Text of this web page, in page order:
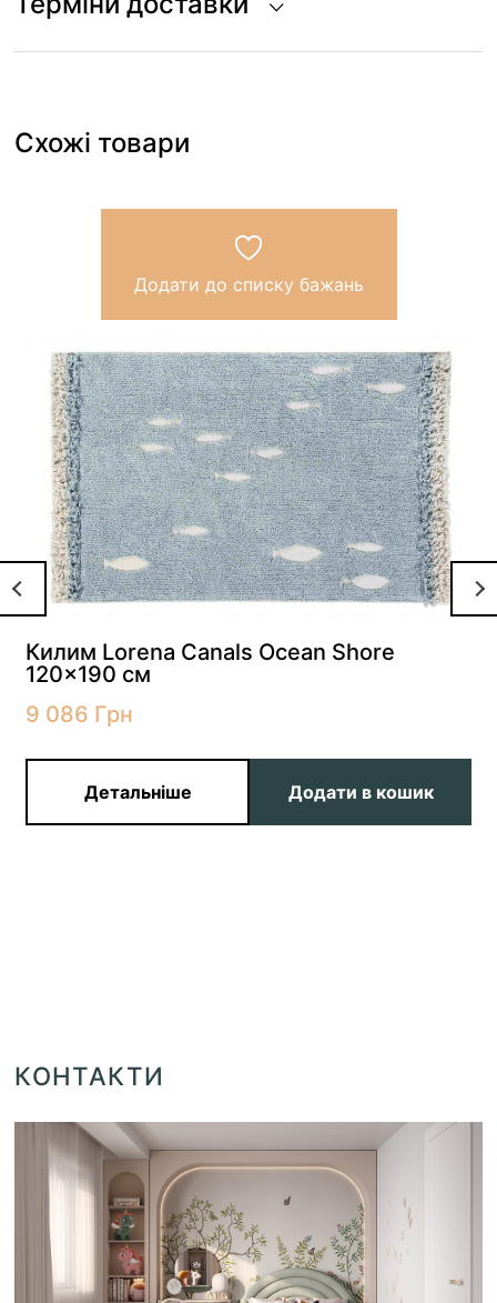
Схожі товари
Додати до списку бажань
Килим Lorena Canals Ocean Shore
120×190 см
9 086 Грн
Детальніше Додати в кошик
КОНТАКТИ